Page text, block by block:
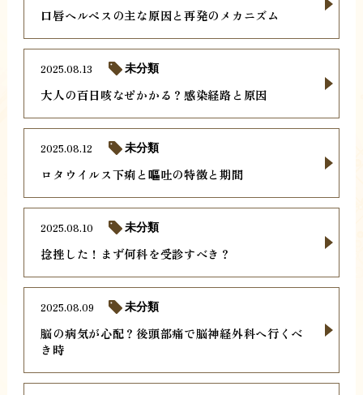
口唇ヘルペスの主な原因と再発のメカニズム
大人の百日咳なぜかかる？感染経路と原因
2025.08.13 未分類
ロタウイルス下痢と嘔吐の特徴と期間
2025.08.12 未分類
捻挫した！まず何科を受診すべき？
2025.08.10 未分類
脳の病気が心配？後頭部痛で脳神経外科へ行くべ
き時
2025.08.09 未分類